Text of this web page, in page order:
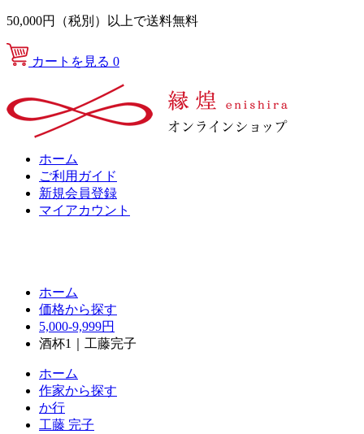
50,000円（税別）以上で送料無料
カートを見る 0
ホーム
ご利用ガイド
新規会員登録
マイアカウント
ホーム
価格から探す
5,000-9,999円
酒杯1｜工藤完子
ホーム
作家から探す
か行
工藤 完子